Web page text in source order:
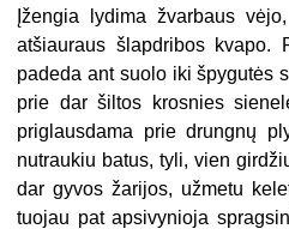
Įžengia lydima žvarbaus
atšiauraus šlapdribos kvapo.
padeda ant suolo iki špygutės
prie dar šiltos krosnies
priglausdama prie drungnų
nutraukiu batus, tyli, vien
dar gyvos žarijos, užmetu
tuojau pat apsivynioja